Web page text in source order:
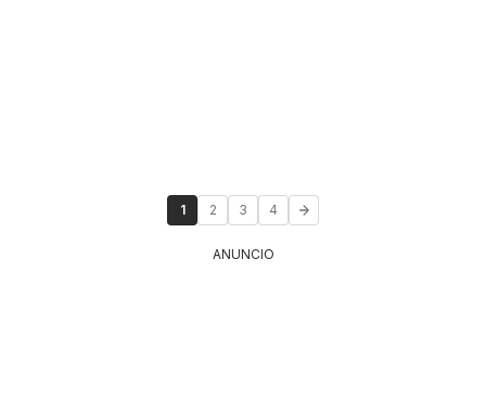
1 2 3 4
ANUNCIO